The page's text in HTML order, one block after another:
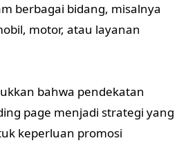
berbagai bidang, misalnya
motor, atau layanan
bahwa pendekatan
page menjadi strategi yang
keperluan promosi